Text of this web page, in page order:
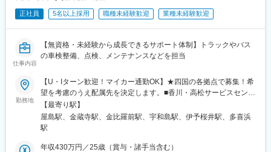
正社員 5名以上採用 職種未経験歓迎 業種未経験歓迎
仕事内容
【無資格・未経験から成長できるサポート体制】トラックやバス
の車検整備、点検、メンテナンスなどを担当
勤務地
【U・Iターン歓迎！マイカー通勤OK】★四国の各拠点で募集！希
望を考慮のうえ配属先を決定します。■香川・高松サービスセンタ
ー：香川県高松市新田町甲90・丸亀サービスセンター：香川県丸
亀市郡家町字原2933-1■徳島・鳴門サービスセンター：徳島県鳴
門市大津町矢倉字中の越16■愛媛・宇和島サービスセンター：愛
郷桜井4-7-43・新居浜サービスセンター：愛媛県新居浜市黒島1-
【最寄り駅】
屋島駅、金蔵寺駅、金比羅前駅、宇和島駅、伊予桜井駅、多喜浜
駅
年収430万円／25歳（賞与・諸手当含む）